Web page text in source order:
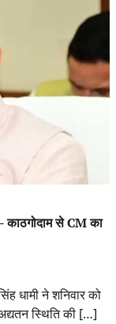
काठगोदाम से CM का
धामी ने शनिवार को
स्थिति की […]